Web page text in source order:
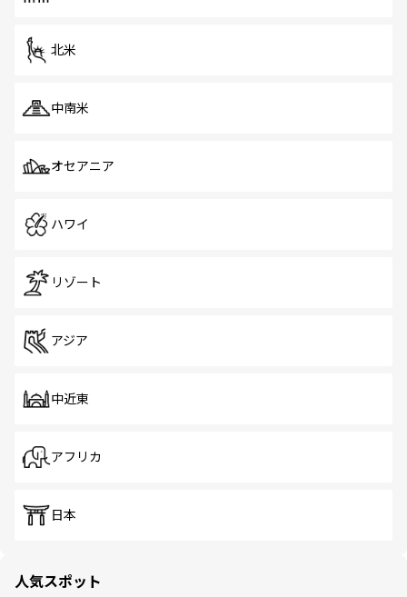
北米
中南米
オセアニア
ハワイ
リゾート
アジア
中近東
アフリカ
日本
人気スポット